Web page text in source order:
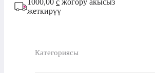
1000,00 с жогору акысыз
жеткирүү
Категориясы